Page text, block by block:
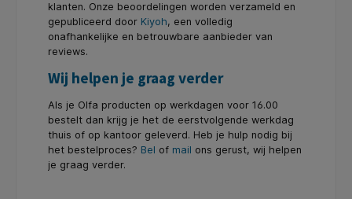
klanten. Onze beoordelingen worden verzameld en
gepubliceerd door Kiyoh, een volledig
onafhankelijke en betrouwbare aanbieder van
reviews.
Wij helpen je graag verder
Als je Olfa producten op werkdagen voor 16.00
bestelt dan krijg je het de eerstvolgende werkdag
thuis of op kantoor geleverd. Heb je hulp nodig bij
het bestelproces? Bel of mail ons gerust, wij helpen
je graag verder.